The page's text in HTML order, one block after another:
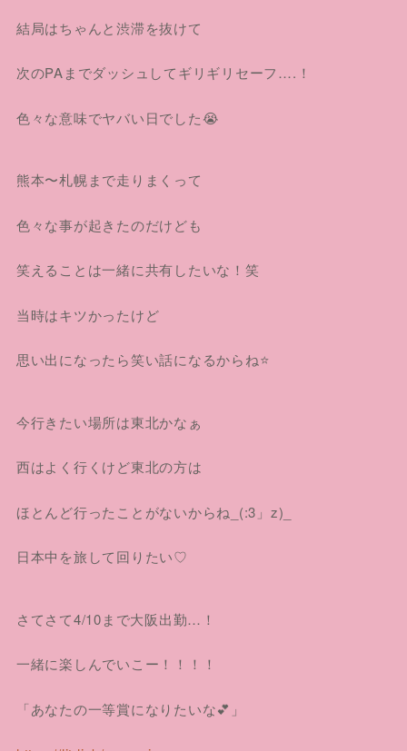
結局はちゃんと渋滞を抜けて
次のPAまでダッシュしてギリギリセーフ….！
色々な意味でヤバい日でした😭
熊本〜札幌まで走りまくって
色々な事が起きたのだけども
笑えることは一緒に共有したいな！笑
当時はキツかったけど
思い出になったら笑い話になるからね⭐️
今行きたい場所は東北かなぁ
西はよく行くけど東北の方は
ほとんど行ったことがないからね_(:3」z)_
日本中を旅して回りたい♡
さてさて4/10まで大阪出勤…！
一緒に楽しんでいこー！！！！
「あなたの一等賞になりたいな💕」